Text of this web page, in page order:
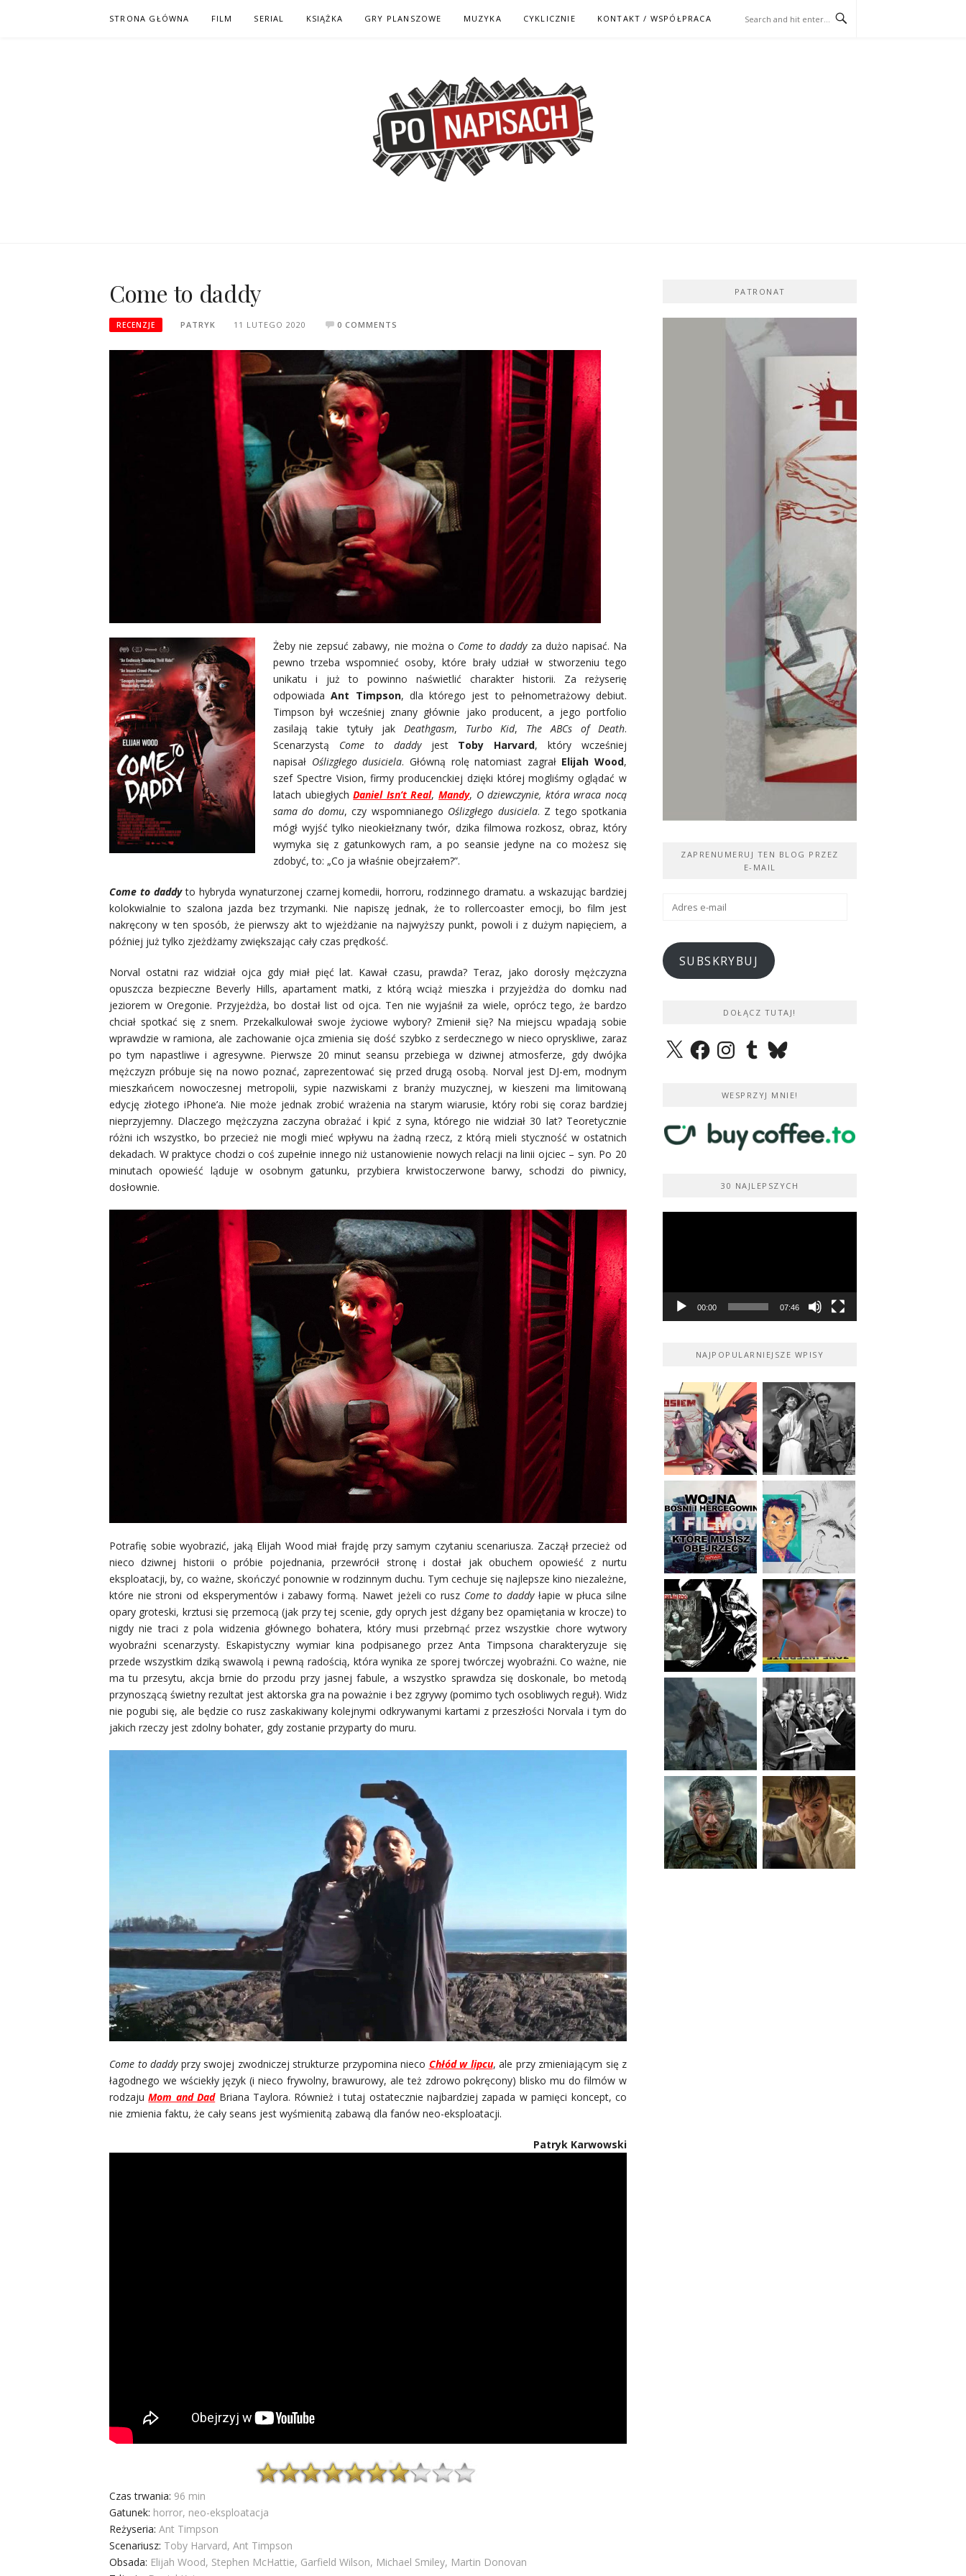
STRONA GŁÓWNA FILM SERIAL KSIĄŻKA GRY PLANSZOWE MUZYKA CYKLICZNIE KONTAKT / WSPÓŁPRACA
Come to daddy
RECENZJE PATRYK 11 LUTEGO 2020 0 COMMENTS
Żeby nie zepsuć zabawy, nie można o Come to daddyza dużo napisać. Na
pewno trzeba wspomnieć osoby, które brały udział w stworzeniu tego
unikatu i już to powinno naświetlić charakter historii. Za reżyserię
odpowiadaAnt Timpson, dla którego jest to pełnometrażowy debiut.
Timpson był wcześniej znany głównie jako producent, a jego portfolio
zasilają takie tytuły jak Deathgasm, Turbo Kid, The ABCs of Death.
Scenarzystą Come to daddyjest Toby Harvard, który wcześniej
napisał Oślizgłego dusiciela. Główną rolę natomiast zagrał Elijah Wood,
szef Spectre Vision, firmy producenckiej dzięki której mogliśmy oglądać w
latach ubiegłychDaniel Isn’t Real,Mandy, O dziewczynie, która wraca nocą
sama do domu, czy wspomnianego Oślizgłego dusiciela. Z tego spotkania
mógł wyjść tylko nieokiełznany twór, dzika filmowa rozkosz, obraz, który
wymyka się z gatunkowych ram, a po seansie jedyne na co możesz się
zdobyć, to: „Co ja właśnie obejrzałem?”.
Come to daddyto hybryda wynaturzonej czarnej komedii, horroru, rodzinnego dramatu. a wskazując bardziej
kolokwialnie to szalona jazda bez trzymanki. Nie napiszę jednak, że to rollercoaster emocji, bo film jest
nakręcony w ten sposób, że pierwszy akt to wjeżdżanie na najwyższy punkt, powoli i z dużym napięciem, a
później już tylko zjeżdżamy zwiększając cały czas prędkość.
Norval ostatni raz widział ojca gdy miał pięć lat. Kawał czasu, prawda? Teraz, jako dorosły mężczyzna
opuszcza bezpieczne Beverly Hills, apartament matki, z którą wciąż mieszka i przyjeżdża do domku nad
jeziorem w Oregonie. Przyjeżdża, bo dostał list od ojca. Ten nie wyjaśnił za wiele, oprócz tego, że bardzo
chciał spotkać się z snem. Przekalkulował swoje życiowe wybory? Zmienił się? Na miejscu wpadają sobie
wprawdzie w ramiona, ale zachowanie ojca zmienia się dość szybko z serdecznego w nieco opryskliwe, zaraz
po tym napastliwe i agresywne. Pierwsze 20 minut seansu przebiega w dziwnej atmosferze, gdy dwójka
mężczyzn próbuje się na nowo poznać, zaprezentować się przed drugą osobą. Norval jest DJ-em, modnym
mieszkańcem nowoczesnej metropolii, sypie nazwiskami z branży muzycznej, w kieszeni ma limitowaną
edycję złotego iPhone’a. Nie może jednak zrobić wrażenia na starym wiarusie, który robi się coraz bardziej
nieprzyjemny. Dlaczego mężczyzna zaczyna obrażać i kpić z syna, którego nie widział 30 lat? Teoretycznie
różni ich wszystko, bo przecież nie mogli mieć wpływu na żadną rzecz, z którą mieli styczność w ostatnich
dekadach. W praktyce chodzi o coś zupełnie innego niż ustanowienie nowych relacji na linii ojciec – syn. Po 20
minutach opowieść ląduje w osobnym gatunku, przybiera krwistoczerwone barwy, schodzi do piwnicy,
dosłownie.
Potrafię sobie wyobrazić, jaką Elijah Wood miał frajdę przy samym czytaniu scenariusza. Zaczął przecież od
nieco dziwnej historii o próbie pojednania, przewrócił stronę i dostał jak obuchem opowieść z nurtu
eksploatacji, by, co ważne, skończyć ponownie w rodzinnym duchu. Tym cechuje się najlepsze kino niezależne,
które nie stroni od eksperymentów i zabawy formą. Nawet jeżeli co rusz Come to daddyłapie w płuca silne
opary groteski, krztusi się przemocą (jak przy tej scenie, gdy oprych jest dźgany bez opamiętania w krocze) to
nigdy nie traci z pola widzenia głównego bohatera, który musi przebrnąć przez wszystkie chore wytwory
wyobraźni scenarzysty. Eskapistyczny wymiar kina podpisanego przez Anta Timpsona charakteryzuje się
przede wszystkim dziką swawolą i pewną radością, która wynika ze sporej twórczej wyobraźni. Co ważne, nie
ma tu przesytu, akcja brnie do przodu przy jasnej fabule, a wszystko sprawdza się doskonale, bo metodą
przynoszącą świetny rezultat jest aktorska gra na poważnie i bez zgrywy (pomimo tych osobliwych reguł). Widz
nie pogubi się, ale będzie co rusz zaskakiwany kolejnymi odkrywanymi kartami z przeszłości Norvala i tym do
jakich rzeczy jest zdolny bohater, gdy zostanie przyparty do muru.
Come to daddyprzy swojej zwodniczej strukturze przypomina nieco Chłód w lipcu, ale przy zmieniającym się z
łagodnego we wściekły język (i nieco frywolny, brawurowy, ale też zdrowo pokręcony) blisko mu do filmów w
rodzajuMom and DadBriana Taylora. Również i tutaj ostatecznie najbardziej zapada w pamięci koncept, co
nie zmienia faktu, że cały seans jest wyśmienitą zabawą dla fanów neo-eksploatacji.
Patryk Karwowski
Czas trwania: 96 min
Gatunek: horror, neo-eksploatacja
Reżyseria: Ant Timpson
Scenariusz: Toby Harvard, Ant Timpson
Obsada: Elijah Wood, Stephen McHattie, Garfield Wilson, Michael Smiley, Martin Donovan
PATRONAT
ZAPRENUMERUJ TEN BLOG PRZEZ
E-MAIL
Adres
SUBSKRYBUJ
DOŁĄCZ TUTAJ!
X FacebookInstagramTumblrBluesky
WESPRZYJ MNIE!
30 NAJLEPSZYCH
00:00 07:46
NAJPOPULARNIEJSZE WPISY